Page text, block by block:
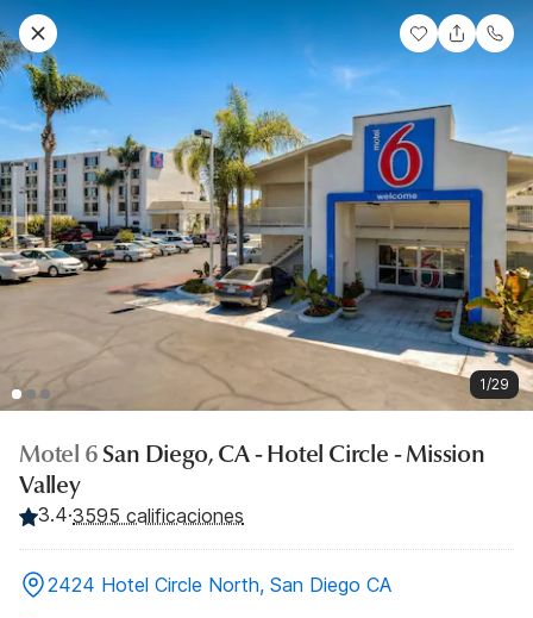
1/29
Motel 6San Diego, CA - Hotel Circle - Mission
Valley
3.4·3595 calificaciones
2424 Hotel Circle North, San Diego CA